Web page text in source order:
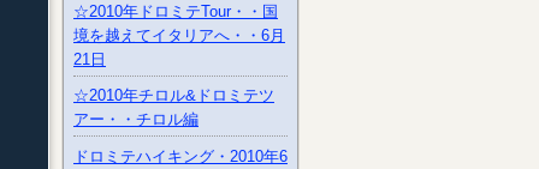
☆2010年ドロミテTour・・国
境を越えてイタリアへ・・6月
21日
☆2010年チロル&ドロミテツ
アー・・チロル編
ドロミテハイキング・2010年6